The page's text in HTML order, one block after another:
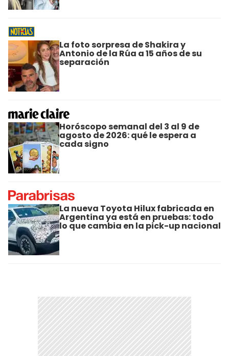
La foto sorpresa de Shakira y
Antonio de la Rúa a 15 años de su
separación
Horóscopo semanal del 3 al 9 de
agosto de 2026: qué le espera a
cada signo
La nueva Toyota Hilux fabricada en
Argentina ya está en pruebas: todo
lo que cambia en la pick-up nacional